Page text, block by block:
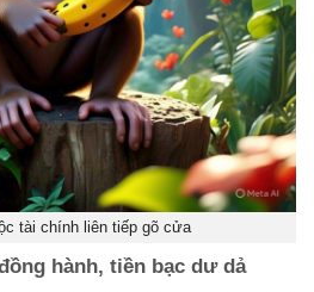
tài chính liên tiếp gõ cửa
hành, tiền bạc dư dả